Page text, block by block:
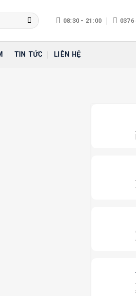
08:30 - 21:00 0376
TIN TỨC LIÊN HỆ